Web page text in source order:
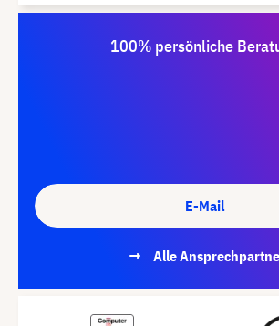
100% persönliche
E-Mail
Alle